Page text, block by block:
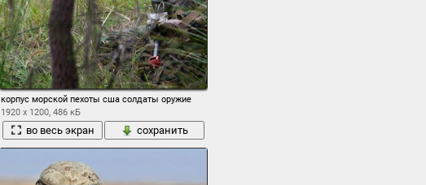
корпус морской пехоты сша солдаты оружие
1920 x 1200, 486 кБ
во весь экран сохранить